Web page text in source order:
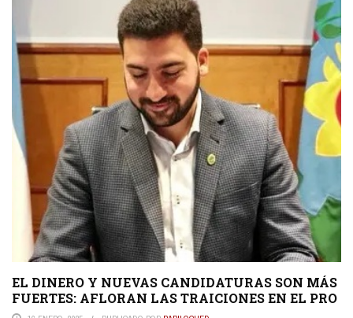
EL DINERO Y NUEVAS CANDIDATURAS SON MÁS
FUERTES: AFLORAN LAS TRAICIONES EN EL PRO